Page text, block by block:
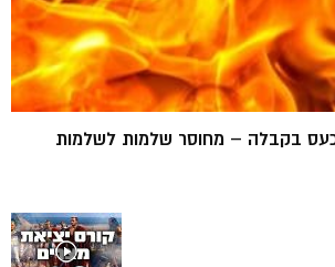
בקבלה – מחוסר שלמות לשלמות